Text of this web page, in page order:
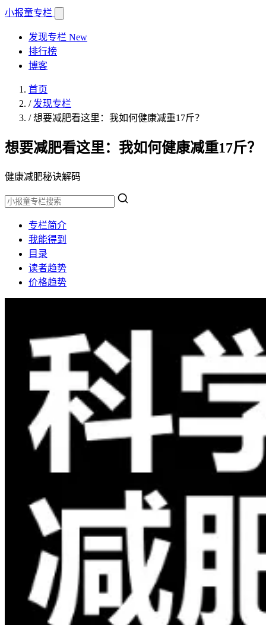
小报童专栏
发现专栏 New
排行榜
博客
首页
/ 发现专栏
/想要减肥看这里：我如何健康减重17斤？
想要减肥看这里：我如何健康减重17斤？
健康减肥秘诀解码
专栏简介
我能得到
目录
读者趋势
价格趋势